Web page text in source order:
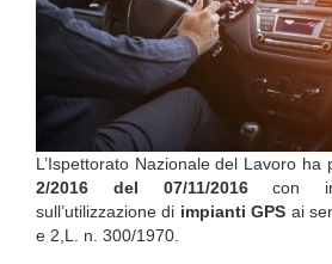
L’Ispettorato Nazionale del Lavoro ha
2/2016 del 07/11/2016con
sull’utilizzazione di impianti GPS ai
e 2,L. n. 300/1970.